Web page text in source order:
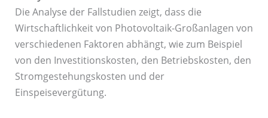
Die Analyse der Fallstudien zeigt, dass die
Wirtschaftlichkeit von Photovoltaik-Großanlagen von
verschiedenen Faktoren abhängt, wie zum Beispiel
von den Investitionskosten, den Betriebskosten, den
Stromgestehungskosten und der
Einspeisevergütung.